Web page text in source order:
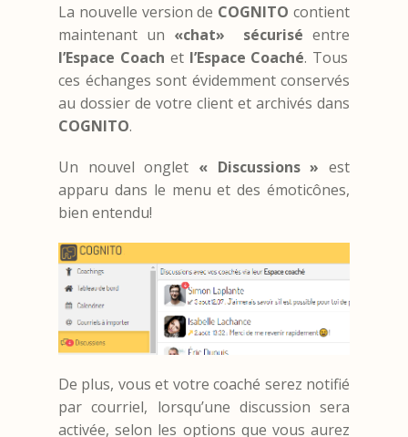
La nouvelle version de COGNITO contient
maintenant un «chat» sécurisé entre
l’Espace Coach etl’Espace Coaché. Tous
ces échanges sont évidemment conservés
au dossier de votre client et archivés dans
COGNITO.
Un nouvel onglet « Discussions » est
apparu dans le menu et des émoticônes,
bien entendu!
De plus, vous et votre coaché serez notifié
par courriel, lorsqu’une discussion sera
activée, selon les options que vous aurez